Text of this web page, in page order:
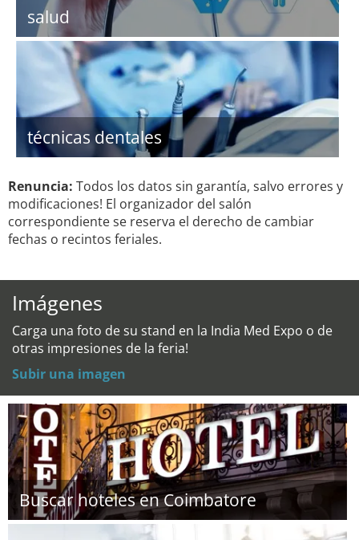
salud
técnicas dentales
Renuncia: Todos los datos sin garantía, salvo errores y
modificaciones! El organizador del salón
correspondiente se reserva el derecho de cambiar
fechas o recintos feriales.
Imágenes
Carga una foto de su stand en la India Med Expo o de
otras impresiones de la feria!
Subir una imagen
Buscar hoteles en Coimbatore